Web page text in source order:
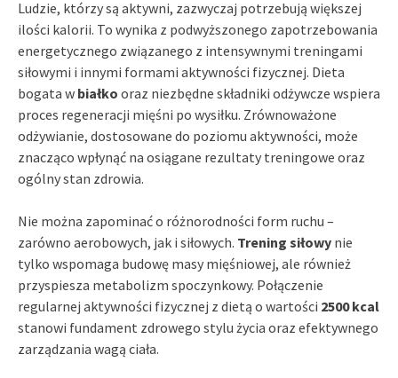
Ludzie, którzy są aktywni, zazwyczaj potrzebują większej
ilości kalorii. To wynika z podwyższonego zapotrzebowania
energetycznego związanego z intensywnymi treningami
siłowymi i innymi formami aktywności fizycznej. Dieta
bogata w białko oraz niezbędne składniki odżywcze wspiera
proces regeneracji mięśni po wysiłku. Zrównoważone
odżywianie, dostosowane do poziomu aktywności, może
znacząco wpłynąć na osiągane rezultaty treningowe oraz
ogólny stan zdrowia.
Nie można zapominać o różnorodności form ruchu –
zarówno aerobowych, jak i siłowych. Trening siłowy nie
tylko wspomaga budowę masy mięśniowej, ale również
przyspiesza metabolizm spoczynkowy. Połączenie
regularnej aktywności fizycznej z dietą o wartości 2500 kcal
stanowi fundament zdrowego stylu życia oraz efektywnego
zarządzania wagą ciała.